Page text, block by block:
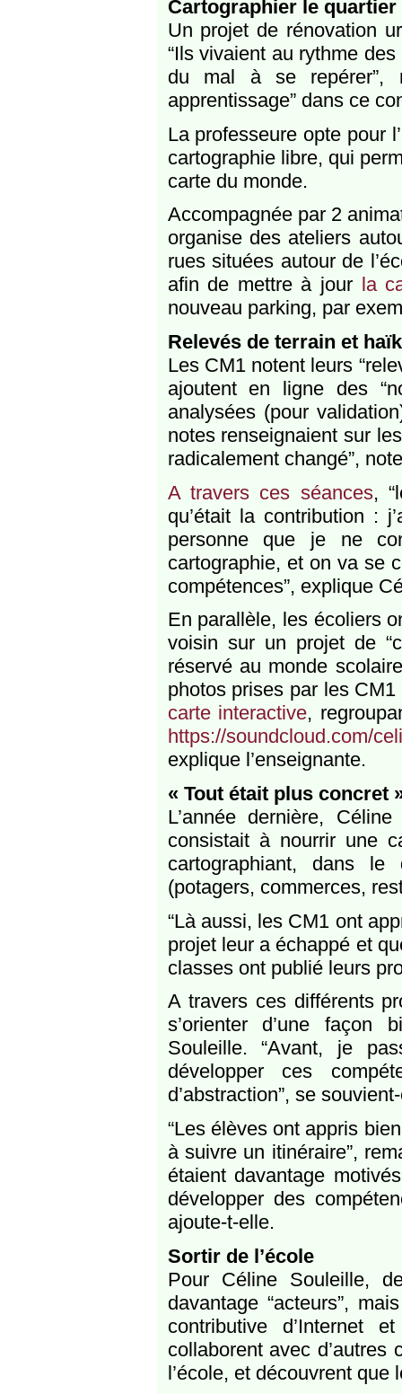
Cartographier le quartier
Un projet de rénovation
“Ils vivaient au rythme
du mal à se repérer”,
apprentissage” dans ce
La professeure opte pour
cartographie libre, qui
carte du monde.
Accompagnée par 2
organise des ateliers
rues situées autour de
afin de mettre à jour
la
nouveau parking, par
Relevés de terrain et
Les CM1 notent leurs
ajoutent en ligne des
analysées (pour
notes renseignaient sur
radicalement changé”,
A travers ces séances,
qu’était la contribution :
personne que je ne
cartographie, et on va se
compétences”, explique
En parallèle, les écoliers
voisin sur un projet de
réservé au monde
photos prises par les
carte interactive,
https://soundcloud.com/
explique l’enseignante.
« Tout était plus concret
L’année dernière,
consistait à nourrir une
cartographiant, dans
(potagers, commerces,
“Là aussi, les CM1 ont
projet leur a échappé et
classes ont publié leurs
A travers ces différents
s’orienter d’une façon
Souleille. “Avant, je
développer ces
d’abstraction”, se
“Les élèves ont appris
à suivre un itinéraire”,
étaient davantage
développer des
ajoute-t-elle.
Sortir de l’école
Pour Céline Souleille,
davantage “acteurs”,
contributive d’Internet
collaborent avec
l’école, et découvrent que